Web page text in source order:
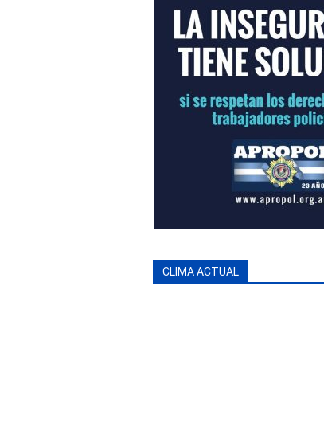
CLIMA ACTUAL